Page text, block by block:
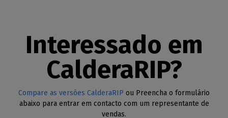
Interessado em
CalderaRIP?
Compare as versões CalderaRIP ou Preencha o formulário
abaixo para entrar em contacto com um representante de
vendas.